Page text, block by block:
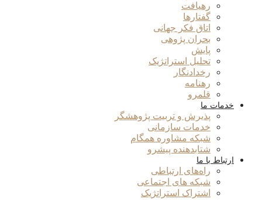
رهیافت
گفتارها
اتاق فکر جهانی
بحران پژوهی
پایش
تحلیل استراتژیک
رخدادنگار
رهنامه
قلمرو
خدمات ما
پذیرش و تربیت پژوهشگر
خدمات سازمانی
شبکه مشاوره همگام
شتابدهنده پیشرو
ارتباط با ما
راه‌های ارتباطی
شبکه های اجتماعی
اشتراک استراتژیک